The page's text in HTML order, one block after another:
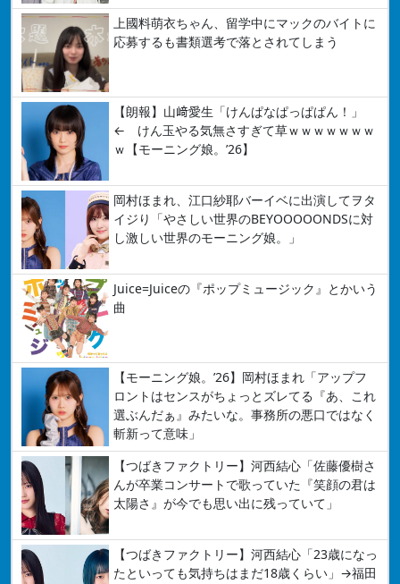
上國料萌衣ちゃん、留学中にマックのバイトに
応募するも書類選考で落とされてしまう
【朗報】山﨑愛生「けんぱなぱっぱぱん！」
← けん玉やる気無さすぎて草ｗｗｗｗｗｗｗ
ｗ【モーニング娘。’26】
岡村ほまれ、江口紗耶バーイベに出演してヲタ
イジり「やさしい世界のBEYOOOOONDSに対
し激しい世界のモーニング娘。」
Juice=Juiceの『ポップミュージック』とかいう
曲
【モーニング娘。’26】岡村ほまれ「アップフ
ロントはセンスがちょっとズレてる『あ、これ
選ぶんだぁ』みたいな。事務所の悪口ではなく
斬新って意味」
【つばきファクトリー】河西結心「佐藤優樹さ
んが卒業コンサートで歌っていた『笑顔の君は
太陽さ』が今でも思い出に残っていて」
【つばきファクトリー】河西結心「23歳になっ
たといっても気持ちはまだ18歳くらい」→福田